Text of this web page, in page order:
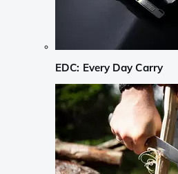
EDC: Every Day Carry